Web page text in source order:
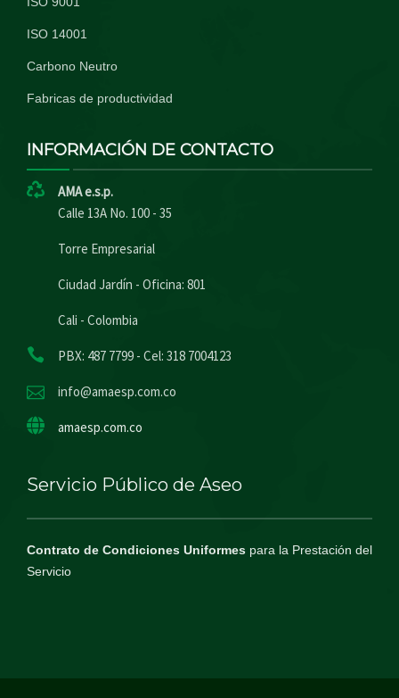
ISO 14001
Carbono Neutro
Fabricas de productividad
INFORMACIÓN DE CONTACTO
AMA e.s.p.
Calle 13A No. 100 - 35
Torre Empresarial
Ciudad Jardín - Oficina: 801
Cali - Colombia
PBX: 487 7799 - Cel: 318 7004123
info@amaesp.com.co
amaesp.com.co
Servicio Público de Aseo
Contrato de Condiciones Uniformes para la Prestación del
Servicio